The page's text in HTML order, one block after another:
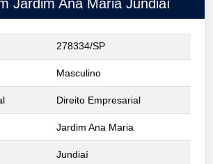
Jardim Ana Maria Jundiaí
278334/SP
Masculino
Direito Empresarial
Jardim Ana Maria
Jundiaí